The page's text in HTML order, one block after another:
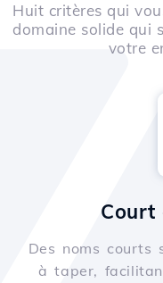
Huit critères qui
domaine solide qui
votre
Court
Des noms
à taper,